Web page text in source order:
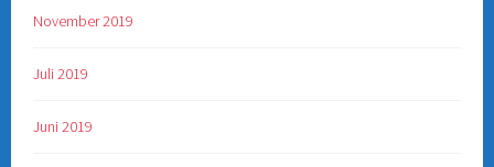
November 2019
Juli 2019
Juni 2019